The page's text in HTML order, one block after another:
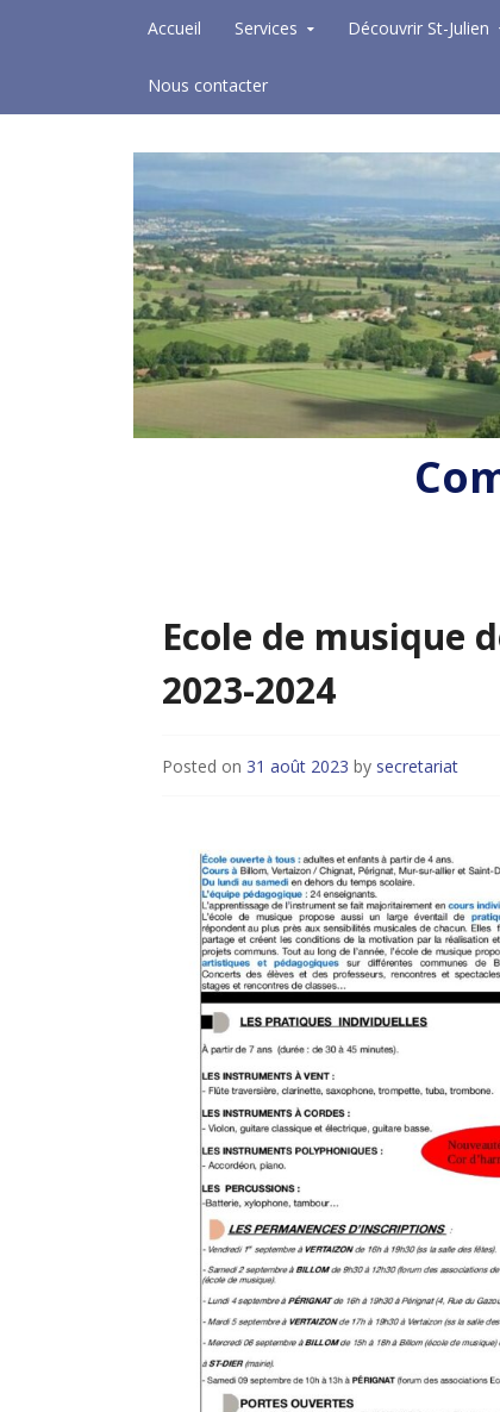
Accueil Services Découvrir St-Julien
Nous contacter
Ecole de musique
2023-2024
Posted on 31 août 2023 by secretariat